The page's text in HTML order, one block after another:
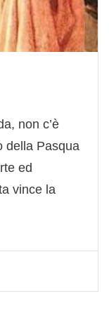
non c’è
della Pasqua
ed
vince la